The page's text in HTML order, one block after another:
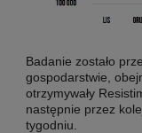
Badanie zostało
gospodarstwie,
otrzymywały
następnie przez
tygodniu.